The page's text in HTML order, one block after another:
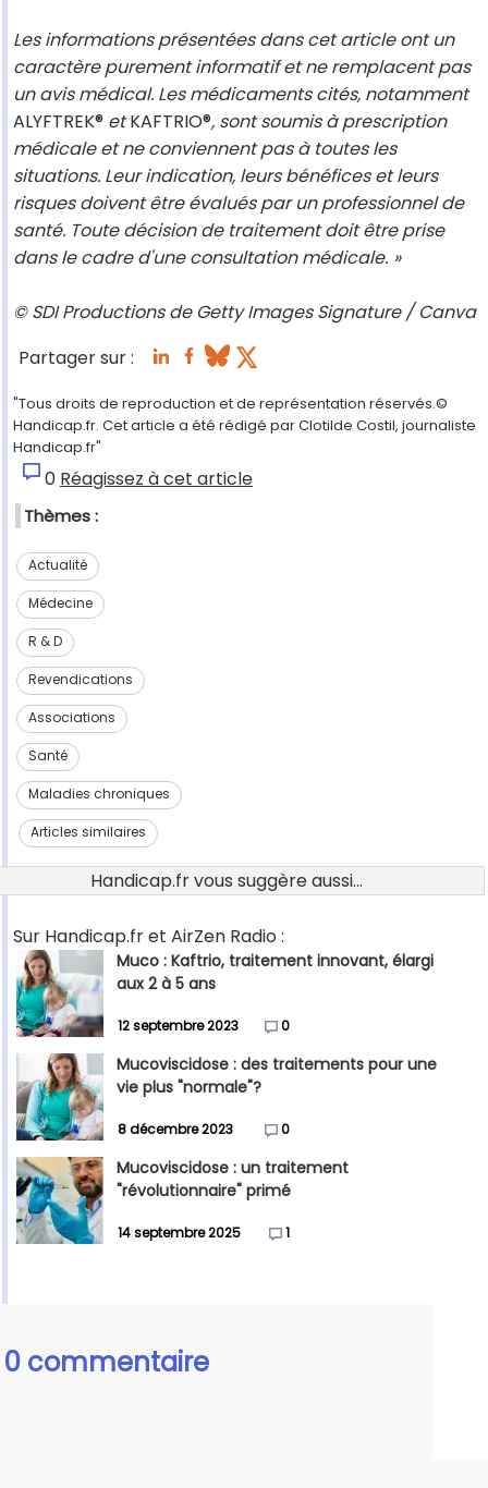
Les informations présentées dans cet article ont un
caractère purement informatif et ne remplacent pas
un avis médical. Les médicaments cités, notamment
ALYFTREK® etKAFTRIO®, sont soumis à prescription
médicale et ne conviennent pas à toutes les
situations. Leur indication, leurs bénéfices et leurs
risques doivent être évalués par un professionnel de
santé. Toute décision de traitement doit être prise
dans le cadre d'une consultation médicale. »
© SDI Productions de Getty Images Signature / Canva
Partager sur :
"Tous droits de reproduction et de représentation réservés.©
Handicap.fr. Cet article a été rédigé par Clotilde Costil, journaliste
Handicap.fr"
0 Réagissez à cet article
Thèmes :
Actualité
Médecine
R & D
Revendications
Associations
Santé
Maladies chroniques
Articles similaires
Handicap.fr vous suggère aussi...
Sur Handicap.fr et AirZen Radio :
Muco : Kaftrio, traitement innovant, élargi
aux 2 à 5 ans
12 septembre 2023 0
Mucoviscidose : des traitements pour une
vie plus "normale"?
8 décembre 2023 0
Mucoviscidose : un traitement
"révolutionnaire" primé
14 septembre 2025 1
0 commentaire